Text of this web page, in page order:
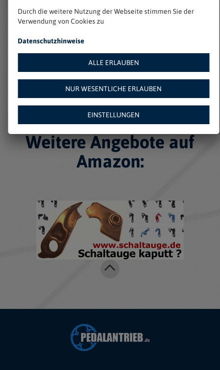
Keine Einträge gefunden
Weitere Angebote auf
Amazon:
Durch die weitere Nutzung der Webseite stimmen Sie der
Verwendung von Cookies zu
Datenschutzhinweise
ALLE ERLAUBEN
NUR WESENTLICHE ERLAUBEN
EINSTELLUNGEN